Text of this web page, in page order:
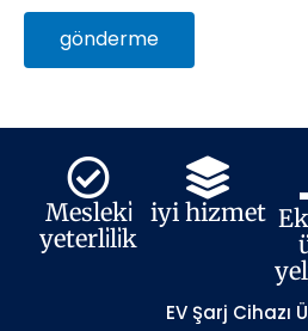
gönderme
Mesleki̇
yeterli̇li̇k
iyi hizmet
EV Şarj Cihazı